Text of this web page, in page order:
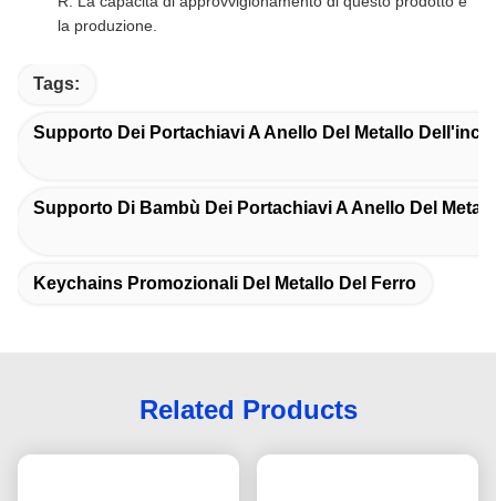
la produzione.
Tags:
Supporto Dei Portachiavi A Anello Del Metallo
Supporto Di Bambù Dei Portachiavi A Anello Del
Keychains Promozionali Del Metallo Del Ferro
Related Products